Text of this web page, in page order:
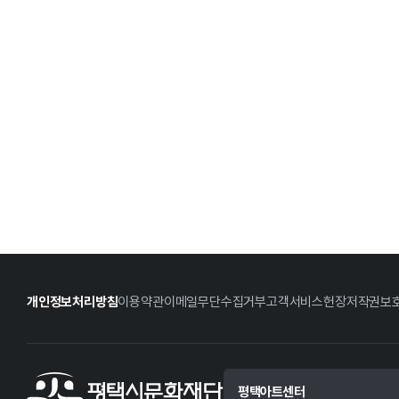
개인정보처리방침이용약관이메일무단수집거부고객서비스헌장저작권보
평택아트센터